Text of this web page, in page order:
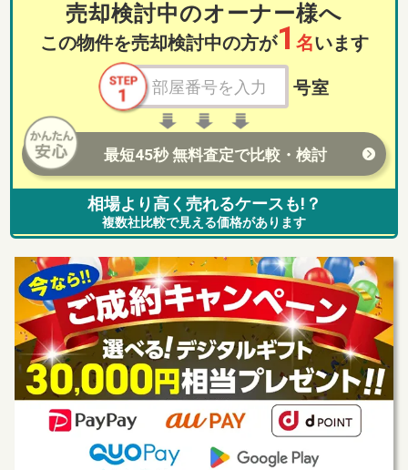
売却検討中のオーナー様へ
この物件を売却検討中の方が1 名います
号室
最短45秒 無料査定で比較・検討
相場より高く売れるケースも!？
複数社比較で見える価格があります